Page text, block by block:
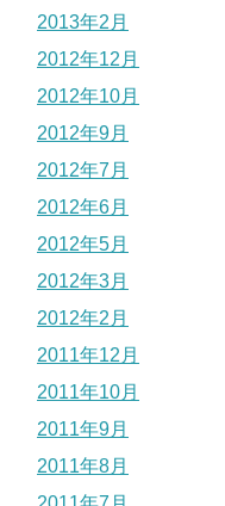
2013年2月
2012年12月
2012年10月
2012年9月
2012年7月
2012年6月
2012年5月
2012年3月
2012年2月
2011年12月
2011年10月
2011年9月
2011年8月